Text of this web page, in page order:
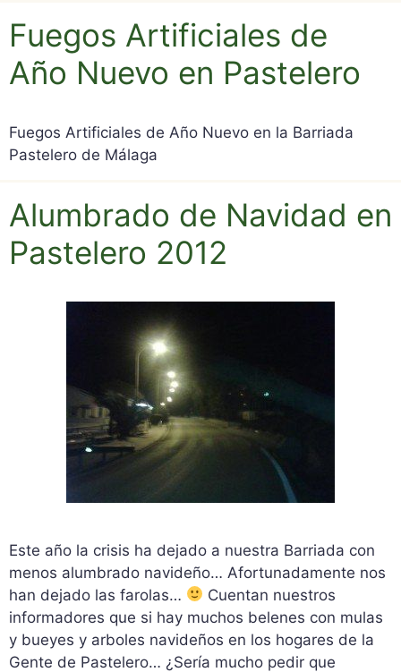
Fuegos Artificiales de
Año Nuevo en Pastelero
Fuegos Artificiales de Año Nuevo en la Barriada
Pastelero de Málaga
Alumbrado de Navidad en
Pastelero 2012
Este año la crisis ha dejado a nuestra Barriada con
menos alumbrado navideño… Afortunadamente nos
han dejado las farolas…
Cuentan nuestros
informadores que si hay muchos belenes con mulas
y bueyes y arboles navideños en los hogares de la
Gente de Pastelero… ¿Sería mucho pedir que